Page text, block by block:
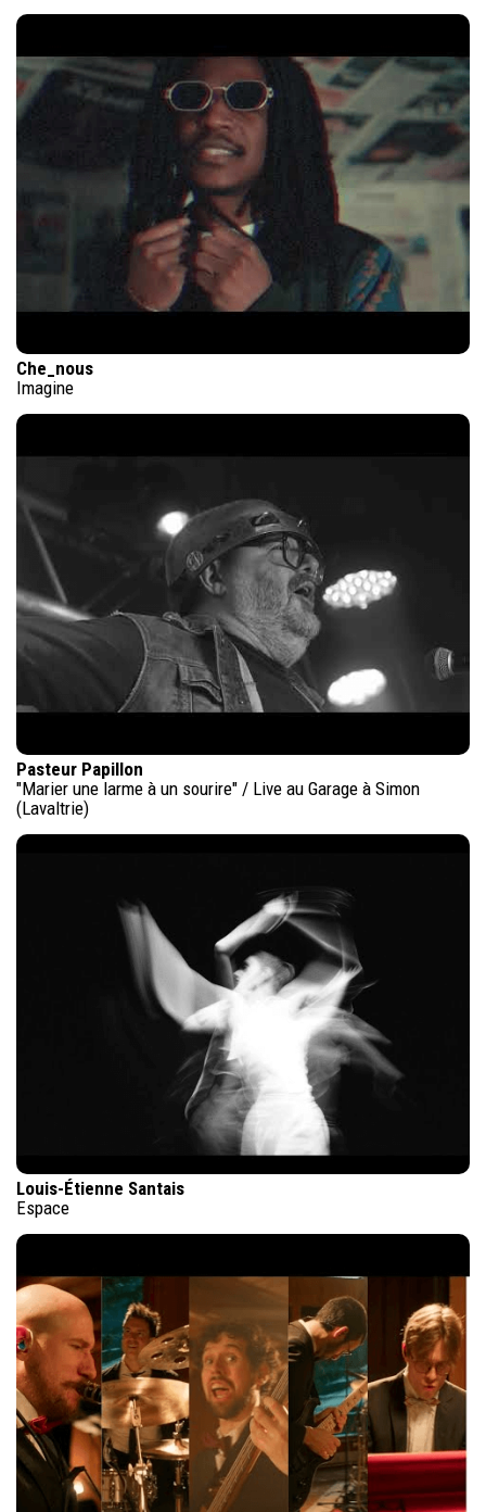
Che_nous
Imagine
Pasteur Papillon
"Marier une larme à un sourire" / Live au Garage à Simon
(Lavaltrie)
Louis-Étienne Santais
Espace